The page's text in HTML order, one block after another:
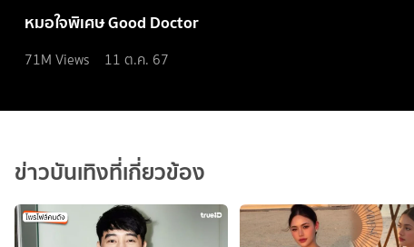
หมอใจพิเศษ Good Doctor
71M Views 11 ต.ค. 67
ข่าวบันเทิงที่เกี่ยวข้อง